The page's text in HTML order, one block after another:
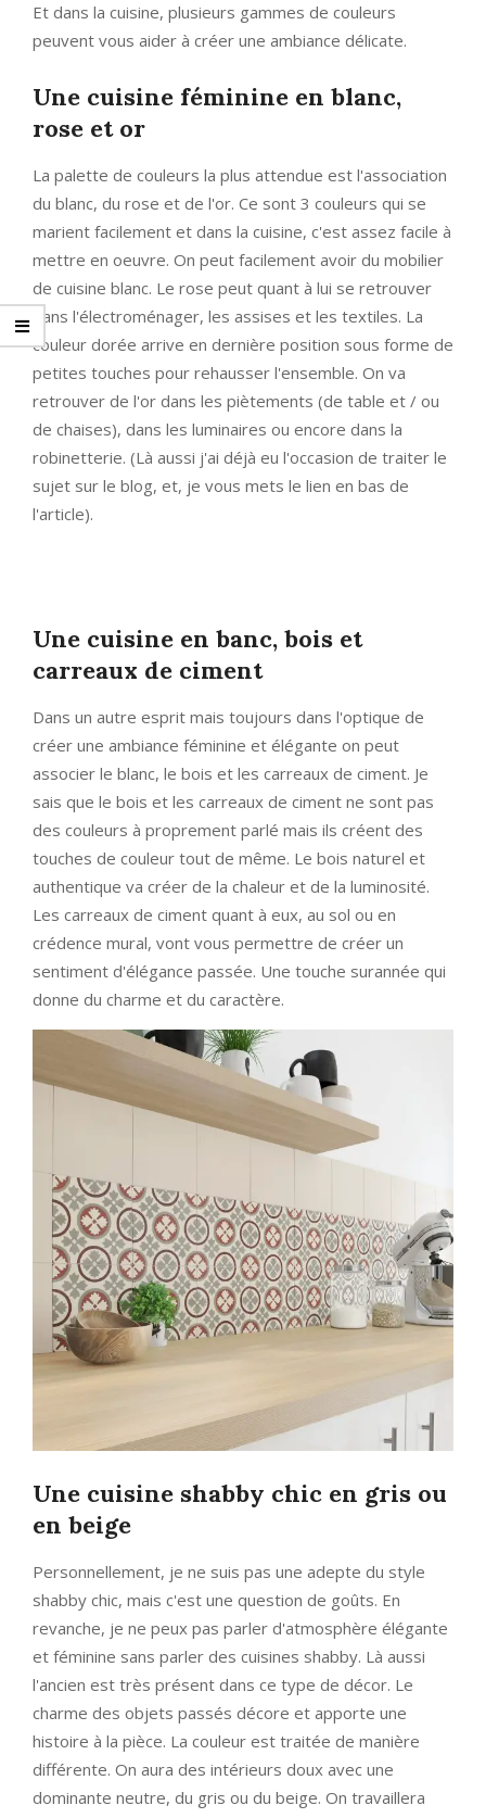
Et dans la cuisine, plusieurs gammes de couleurs
peuvent vous aider à créer une ambiance délicate.
Une cuisine féminine en blanc,
rose et or
La palette de couleurs la plus attendue est l'association
du blanc, du rose et de l'or. Ce sont 3 couleurs qui se
marient facilement et dans la cuisine, c'est assez facile à
mettre en oeuvre. On peut facilement avoir du mobilier
de cuisine blanc. Le rose peut quant à lui se retrouver
dans l'électroménager, les assises et les textiles. La
couleur dorée arrive en dernière position sous forme de
petites touches pour rehausser l'ensemble. On va
retrouver de l'or dans les piètements (de table et / ou
de chaises), dans les luminaires ou encore dans la
robinetterie. (Là aussi j'ai déjà eu l'occasion de traiter le
sujet sur le blog, et, je vous mets le lien en bas de
l'article).
Une cuisine en banc, bois et
carreaux de ciment
Dans un autre esprit mais toujours dans l'optique de
créer une ambiance féminine et élégante on peut
associer le blanc, le bois et les carreaux de ciment. Je
sais que le bois et les carreaux de ciment ne sont pas
des couleurs à proprement parlé mais ils créent des
touches de couleur tout de même. Le bois naturel et
authentique va créer de la chaleur et de la luminosité.
Les carreaux de ciment quant à eux, au sol ou en
crédence mural, vont vous permettre de créer un
sentiment d'élégance passée. Une touche surannée qui
donne du charme et du caractère.
Une cuisine shabby chic en gris ou
en beige
Personnellement, je ne suis pas une adepte du style
shabby chic, mais c'est une question de goûts. En
revanche, je ne peux pas parler d'atmosphère élégante
et féminine sans parler des cuisines shabby. Là aussi
l'ancien est très présent dans ce type de décor. Le
charme des objets passés décore et apporte une
histoire à la pièce. La couleur est traitée de manière
différente. On aura des intérieurs doux avec une
dominante neutre, du gris ou du beige. On travaillera